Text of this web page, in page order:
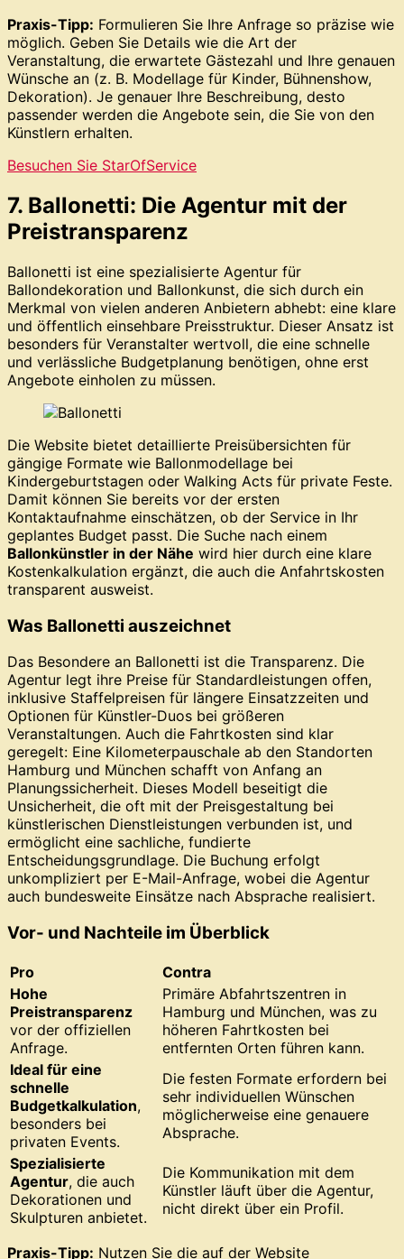
Praxis-Tipp: Formulieren Sie Ihre Anfrage so präzise wie
möglich. Geben Sie Details wie die Art der
Veranstaltung, die erwartete Gästezahl und Ihre genauen
Wünsche an (z. B. Modellage für Kinder, Bühnenshow,
Dekoration). Je genauer Ihre Beschreibung, desto
passender werden die Angebote sein, die Sie von den
Künstlern erhalten.
Besuchen Sie StarOfService
7. Ballonetti: Die Agentur mit der
Preistransparenz
Ballonetti ist eine spezialisierte Agentur für
Ballondekoration und Ballonkunst, die sich durch ein
Merkmal von vielen anderen Anbietern abhebt: eine klare
und öffentlich einsehbare Preisstruktur. Dieser Ansatz ist
besonders für Veranstalter wertvoll, die eine schnelle
und verlässliche Budgetplanung benötigen, ohne erst
Angebote einholen zu müssen.
Die Website bietet detaillierte Preisübersichten für
gängige Formate wie Ballonmodellage bei
Kindergeburtstagen oder Walking Acts für private Feste.
Damit können Sie bereits vor der ersten
Kontaktaufnahme einschätzen, ob der Service in Ihr
geplantes Budget passt. Die Suche nach einem
Ballonkünstler in der Nähe wird hier durch eine klare
Kostenkalkulation ergänzt, die auch die Anfahrtskosten
transparent ausweist.
Was Ballonetti auszeichnet
Das Besondere an Ballonetti ist die Transparenz. Die
Agentur legt ihre Preise für Standardleistungen offen,
inklusive Staffelpreisen für längere Einsatzzeiten und
Optionen für Künstler-Duos bei größeren
Veranstaltungen. Auch die Fahrtkosten sind klar
geregelt: Eine Kilometerpauschale ab den Standorten
Hamburg und München schafft von Anfang an
Planungssicherheit. Dieses Modell beseitigt die
Unsicherheit, die oft mit der Preisgestaltung bei
künstlerischen Dienstleistungen verbunden ist, und
ermöglicht eine sachliche, fundierte
Entscheidungsgrundlage. Die Buchung erfolgt
unkompliziert per E-Mail-Anfrage, wobei die Agentur
auch bundesweite Einsätze nach Absprache realisiert.
Vor- und Nachteile im Überblick
Pro
Contra
Hohe
Preistransparenz
vor der offiziellen
Anfrage.
Primäre Abfahrtszentren in
Hamburg und München, was zu
höheren Fahrtkosten bei
entfernten Orten führen kann.
Ideal für eine
schnelle
Budgetkalkulation,
besonders bei
privaten Events.
Die festen Formate erfordern bei
sehr individuellen Wünschen
möglicherweise eine genauere
Absprache.
Spezialisierte
Agentur, die auch
Dekorationen und
Skulpturen anbietet.
Die Kommunikation mit dem
Künstler läuft über die Agentur,
nicht direkt über ein Profil.
Praxis-Tipp: Nutzen Sie die auf der Website